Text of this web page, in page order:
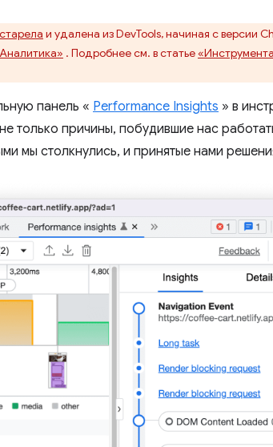
и удалена из DevTools, начиная с версии
. Подробнее см. в статье
панель « Performance Insights » в
только причины, побудившие нас
мы столкнулись, и принятые нами